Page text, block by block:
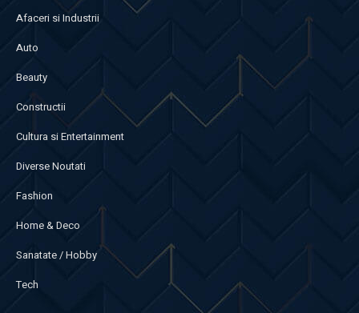
Afaceri si Industrii
Auto
Beauty
Constructii
Cultura si Entertainment
Diverse Noutati
Fashion
Home & Deco
Sanatate / Hobby
Tech